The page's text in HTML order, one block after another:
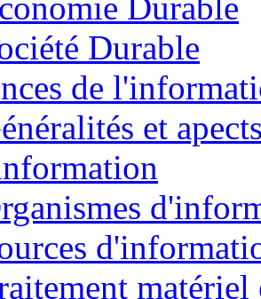
Durable
Durable
de
et
matériel